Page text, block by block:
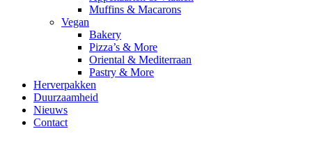
Muffins & Macarons
Vegan
Bakery
Pizza’s & More
Oriental & Mediterraan
Pastry & More
Herverpakken
Duurzaamheid
Nieuws
Contact